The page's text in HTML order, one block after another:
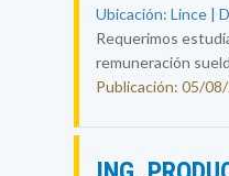
Ubicación: Lince |
Requerimos
remuneración
Publicación: 05/